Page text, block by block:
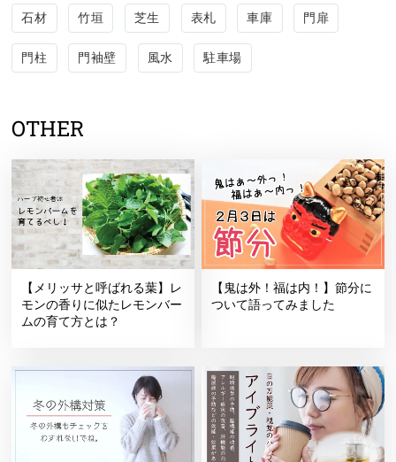
石材 竹垣 芝生 表札 車庫 門扉
門柱 門袖壁 風水 駐車場
OTHER
【メリッサと呼ばれる葉】レ
モンの香りに似たレモンバー
ムの育て方とは？
【鬼は外！福は内！】節分に
ついて語ってみました